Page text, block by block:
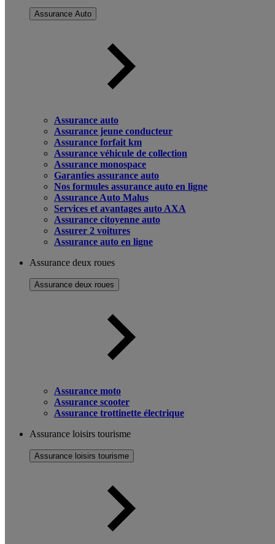
Assurance Auto
Assurance auto
Assurance jeune conducteur
Assurance forfait km
Assurance véhicule de collection
Assurance monospace
Garanties assurance auto
Nos formules assurance auto en ligne
Assurance Auto Malus
Services et avantages auto AXA
Assurance citoyenne auto
Assurer 2 voitures
Assurance auto en ligne
Assurance deux roues
Assurance deux roues
Assurance moto
Assurance scooter
Assurance trottinette électrique
Assurance loisirs tourisme
Assurance loisirs tourisme